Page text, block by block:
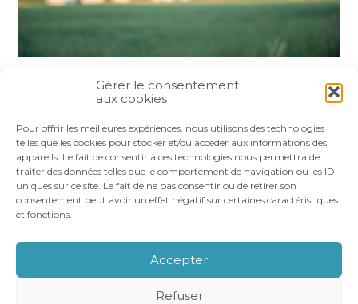
Gérer le consentement
aux cookies
Pour offrir les meilleures expériences, nous utilisons des technologies
telles que les cookies pour stocker et/ou accéder aux informations des
appareils. Le fait de consentir à ces technologies nous permettra de
traiter des données telles que le comportement de navigation ou les ID
uniques sur ce site. Le fait de ne pas consentir ou de retirer son
consentement peut avoir un effet négatif sur certaines caractéristiques
et fonctions.
Accepter
Refuser
FaceBook
TwitterLinkedIn
Principale
NOS ACCOMPAGNEMENTS
CONTACT